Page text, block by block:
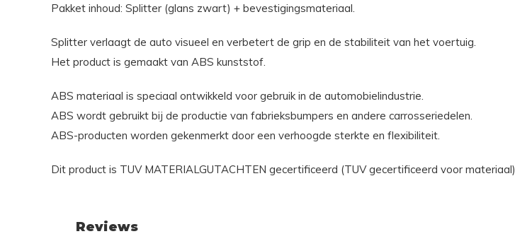
Pakket inhoud: Splitter (glans zwart) + bevestigingsmateriaal.
Splitter verlaagt de auto visueel en verbetert de grip en de stabiliteit van het voertuig.
Het product is gemaakt van ABS kunststof.
ABS materiaal is speciaal ontwikkeld voor gebruik in de automobielindustrie.
ABS wordt gebruikt bij de productie van fabrieksbumpers en andere carrosseriedelen.
ABS-producten worden gekenmerkt door een verhoogde sterkte en flexibiliteit.
Dit product is TUV MATERIALGUTACHTEN gecertificeerd (TUV gecertificeerd voor materiaal).
Reviews